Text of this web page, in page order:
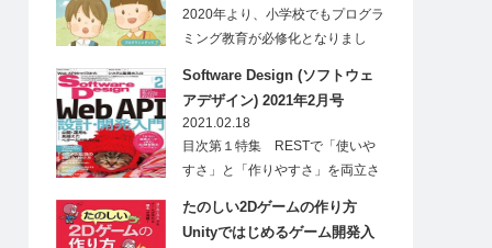
2020年より、小学校でもプログラ
ミング教育が必修化となりまし
Software Design (ソフトウェ
アデザイン) 2021年2月号
2021.02.18
目次第１特集 RESTで「使いや
すさ」と「作りやすさ」を両立さ
たのしい2Dゲームの作り方
Unityではじめるゲーム開発入